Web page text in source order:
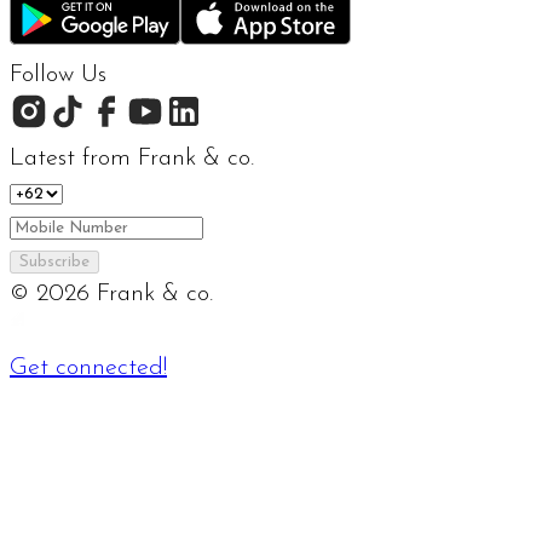
Follow Us
Latest from Frank & co.
Subscribe
© 2026 Frank & co.
Get connected!